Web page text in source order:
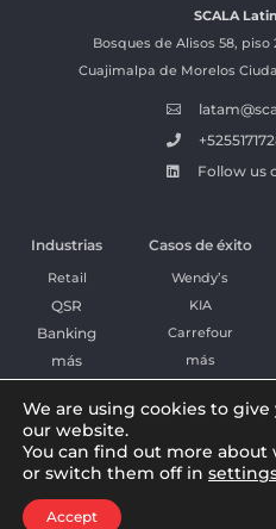
SCALA
Bosques de Alisos 58,
Cuajimalpa de Morelos


 Follow us
Industrias
Retail
QSR
Banking
más
Casos de éxito
Wendy’s
KIA
Carrefour
más
Copyright © 2026 Scala. All rights
We are using cookies to
our website.
You can find out more
or switch them off in
Accept